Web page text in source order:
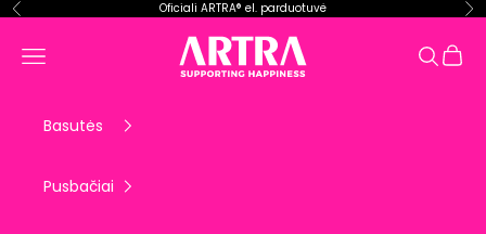
Pereiti prie turinio
Ankstesnis Oficiali ARTRA® el. parduotuvė
ARTRA EU
Meniu Paieška
Basutės
Pusbačiai